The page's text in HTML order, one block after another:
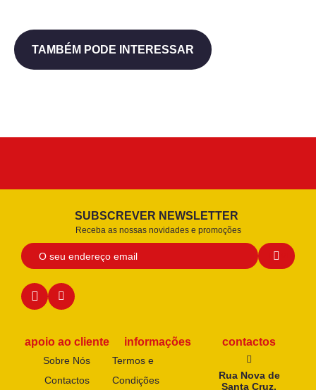
TAMBÉM PODE INTERESSAR
SUBSCREVER NEWSLETTER
Receba as nossas novidades e promoções
apoio ao cliente
Sobre Nós
Contactos
informações
Termos e
Condições
contactos
Rua Nova de
Santa Cruz,